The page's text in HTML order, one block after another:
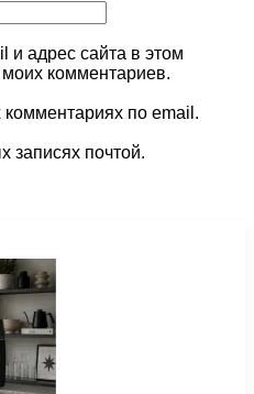
и адрес сайта в этом
комментариев.
по email.
записях почтой.